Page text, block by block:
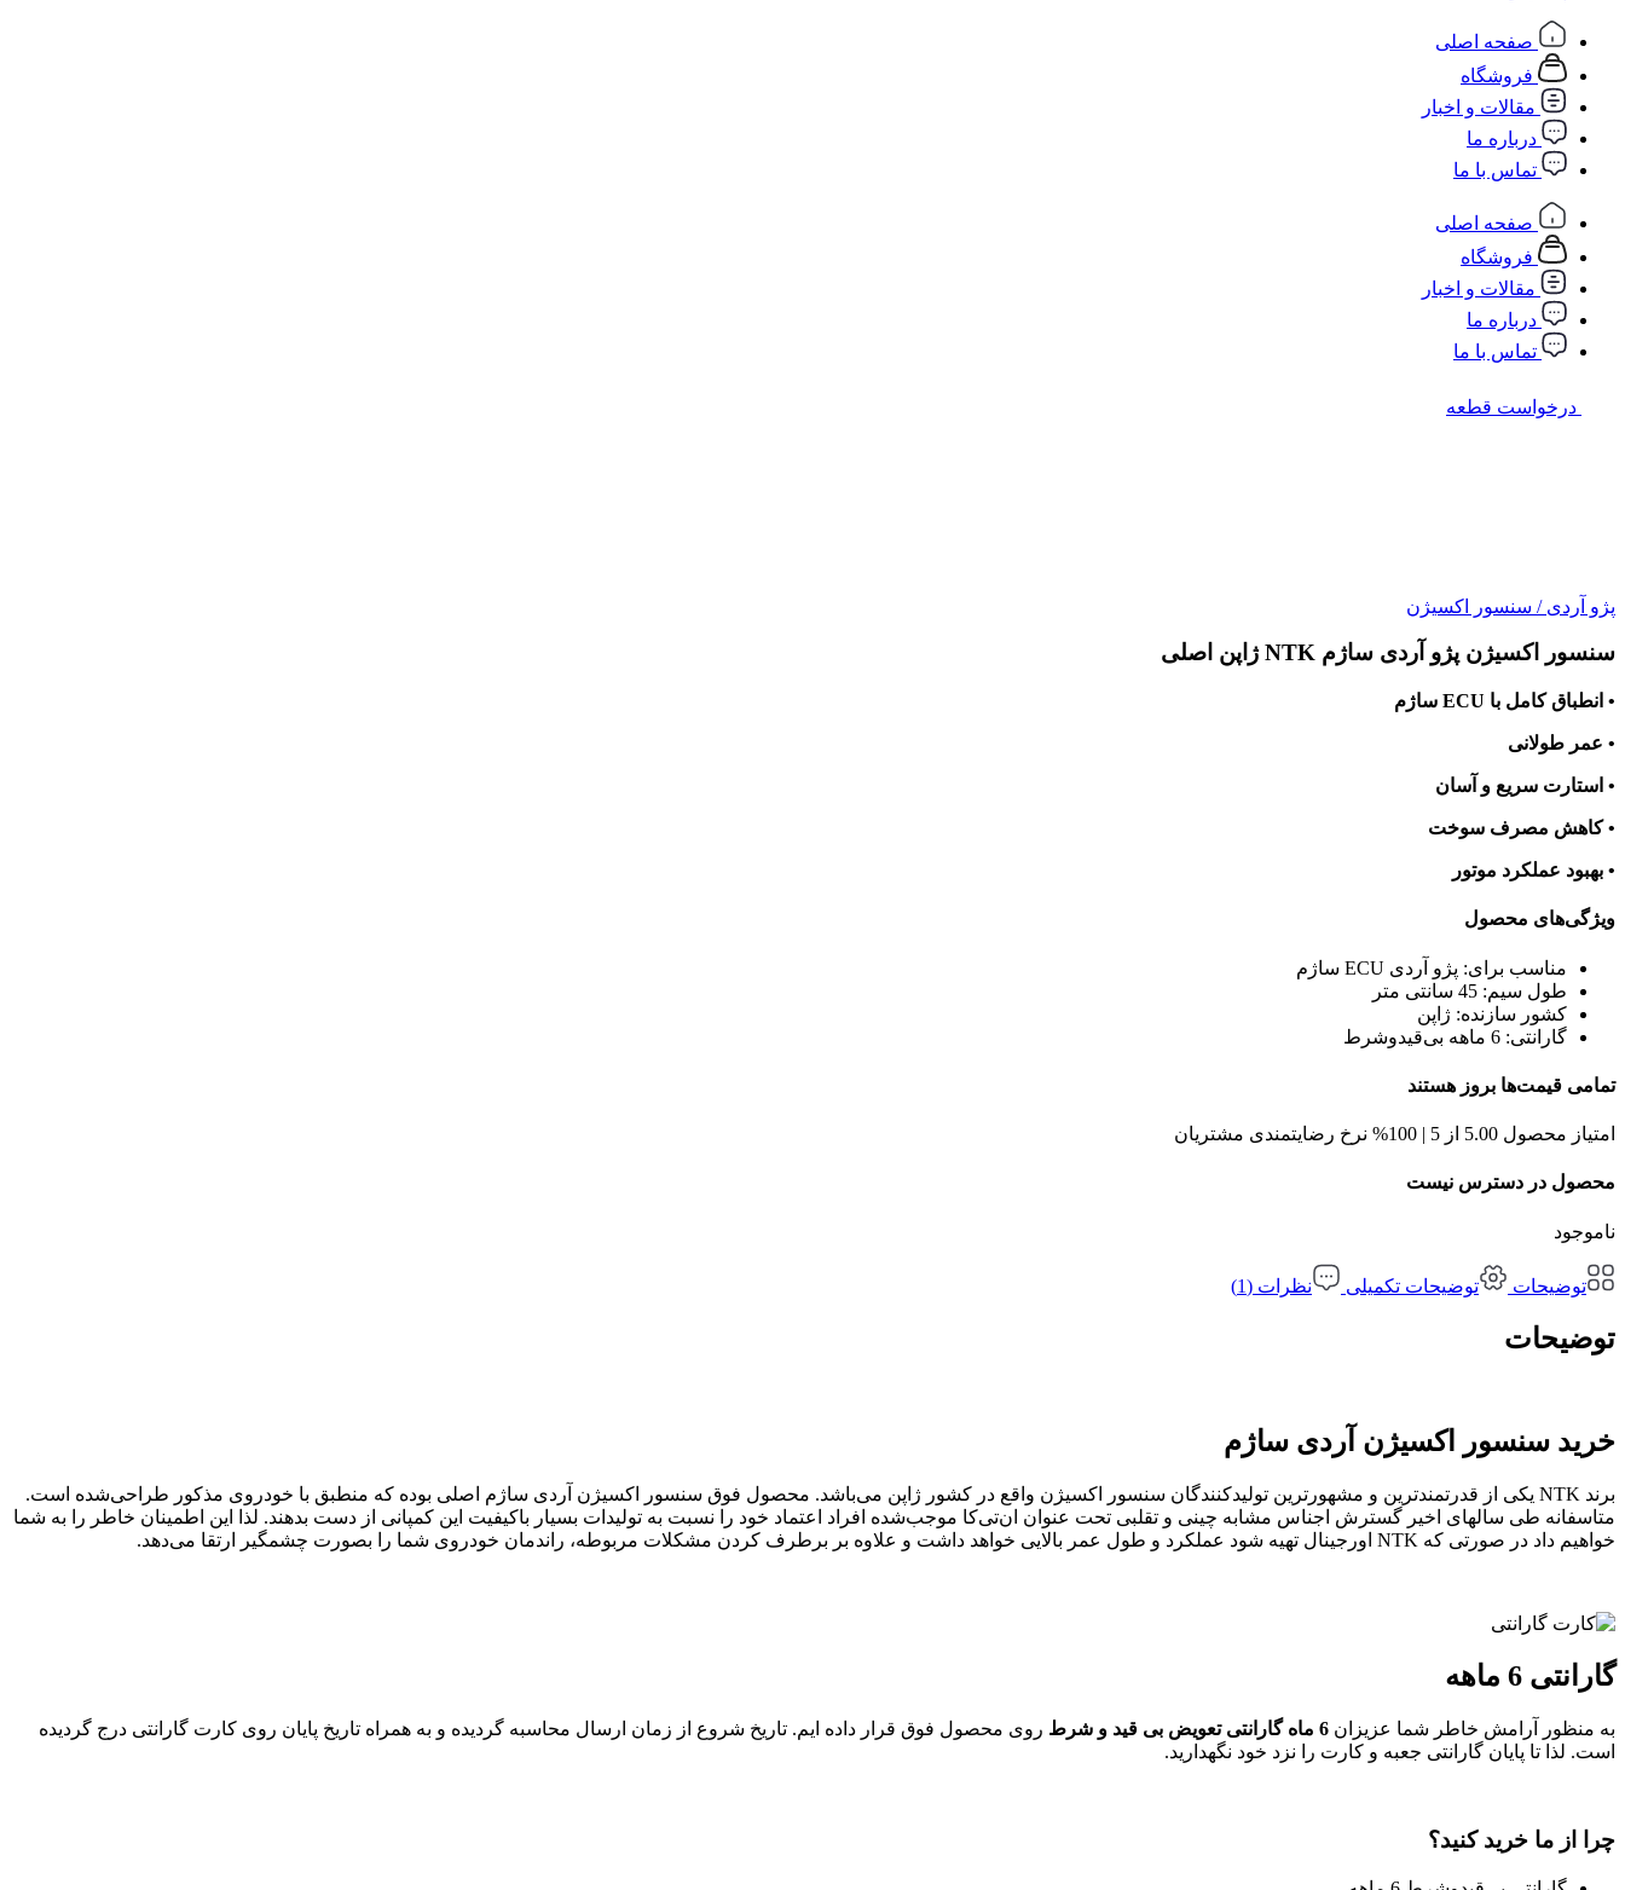
صفحه اصلی
فروشگاه
مقالات و اخبار
درباره ما
تماس با ما
صفحه اصلی
فروشگاه
مقالات و اخبار
درباره ما
تماس با ما
درخواست قطعه
پژو آردی / سنسور اکسیژن
سنسور اکسیژن پژو آردی ساژم NTK ژاپن اصلی
• انطباق کامل با ECU ساژم
• عمر طولانی
• استارت سریع و آسان
• کاهش مصرف سوخت
• بهبود عملکرد موتور
ویژگی‌های محصول
مناسب برای: پژو آردی ECU ساژم
طول سیم: 45 سانتی متر
کشور سازنده: ژاپن
گارانتی: 6 ماهه بی‌قیدوشرط
تمامی قیمت‌ها بروز هستند
امتیاز محصول 5.00 از 5 | 100% نرخ رضایتمندی مشتریان
محصول در دسترس نیست
ناموجود
توضیحات توضیحات تکمیلی نظرات (1)
توضیحات
خرید سنسور اکسیژن آردی ساژم
برند NTK یکی از قدرتمندترین و مشهورترین تولیدکنندگان سنسور اکسیژن واقع در کشور ژاپن می‌باشد. محصول فوق سنسور اکسیژن آردی ساژم اصلی بوده که منطبق با خودروی مذکور طراحی‌شده است.
متاسفانه طی سالهای اخیر گسترش اجناس مشابه چینی و تقلبی تحت عنوان ان‌تی‌کا موجب‌شده افراد اعتماد خود را نسبت به تولیدات بسیار باکیفیت این کمپانی از دست بدهند. لذا این اطمینان خاطر را به شما
خواهیم داد در صورتی که NTK اورجینال تهیه شود عملکرد و طول عمر بالایی خواهد داشت و علاوه بر برطرف کردن مشکلات مربوطه، راندمان خودروی شما را بصورت چشمگیر ارتقا می‌دهد.
گارانتی 6 ماهه
به منظور آرامش خاطر شما عزیزان 6 ماه گارانتی تعویض بی قید و شرط
روی محصول فوق قرار داده ایم. تاریخ شروع از زمان ارسال محاسبه گردیده و به همراه تاریخ پایان روی کارت گارانتی درج گردیده
است. لذا تا پایان گارانتی جعبه و کارت را نزد خود نگهدارید.
چرا از ما خرید کنید؟